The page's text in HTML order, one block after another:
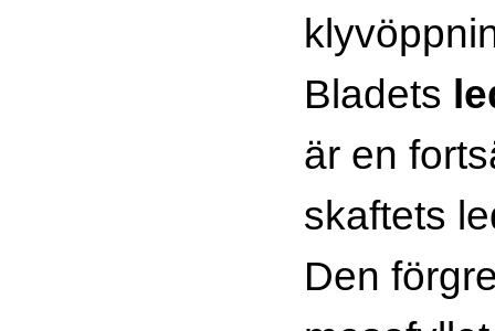
Bladets
är en
skaftets
Den